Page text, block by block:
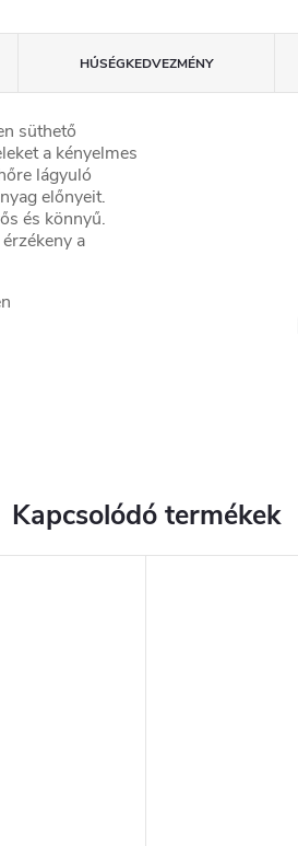
HŰSÉGKEDVEZMÉNY
süthető
a kényelmes
lágyuló
előnyeit.
és könnyű.
a
Kapcsolódó termékek